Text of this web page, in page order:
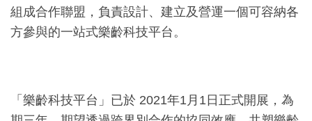
組成合作聯盟，負責設計、建立及營運一個可容納各
方參與的一站式樂齡科技平台。
「樂齡科技平台」已於 2021年1月1日正式開展，為